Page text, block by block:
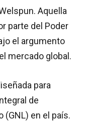
Aquella
parte del Poder
el argumento
mercado global.
para
de
(GNL) en el país.